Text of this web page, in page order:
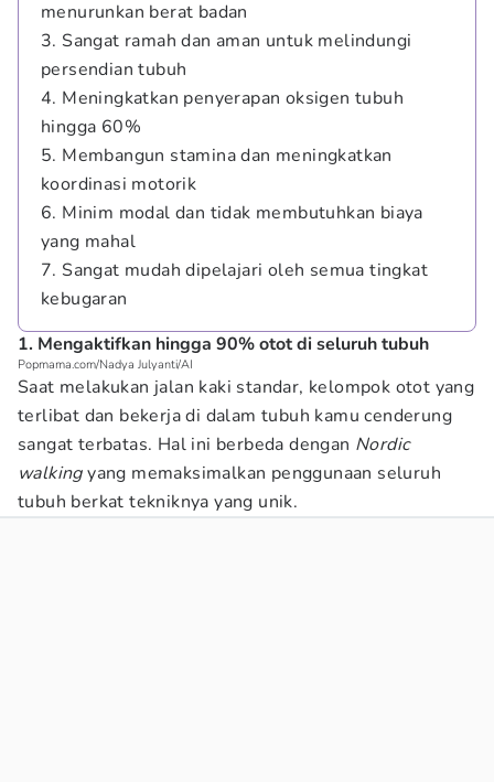
menurunkan berat badan
3. Sangat ramah dan aman untuk melindungi
persendian tubuh
4. Meningkatkan penyerapan oksigen tubuh
hingga 60%
5. Membangun stamina dan meningkatkan
koordinasi motorik
6. Minim modal dan tidak membutuhkan biaya
yang mahal
7. Sangat mudah dipelajari oleh semua tingkat
kebugaran
1. Mengaktifkan hingga 90% otot di seluruh tubuh
Popmama.com/Nadya Julyanti/AI
Saat melakukan jalan kaki standar, kelompok otot yang
terlibat dan bekerja di dalam tubuh kamu cenderung
sangat terbatas. Hal ini berbeda dengan Nordic
walkingyang memaksimalkan penggunaan seluruh
tubuh berkat tekniknya yang unik.